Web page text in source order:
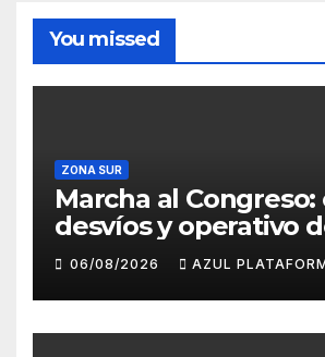
You missed
ZONA SUR
Marcha al Congreso:
desvíos y operativo
seguridad por la
contra la reforma de
de Tierras
06/08/2026 AZUL